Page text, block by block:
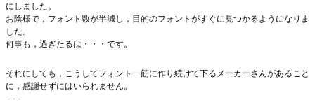
にしました。
お陰様で，フォント数が半減し，目的のフォントがすぐに見つかるようになりま
した。
何事も，過ぎたるは・・・です。
それにしても，こうしてフォント一筋に作り続けて下るメーカーさんがあること
に，感謝せずにはいられません。
－－